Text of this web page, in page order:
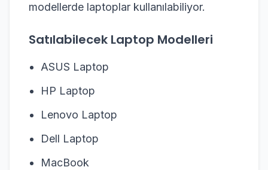
modellerde laptoplar kullanılabiliyor.
Satılabilecek Laptop Modelleri
ASUS Laptop
HP Laptop
Lenovo Laptop
Dell Laptop
MacBook